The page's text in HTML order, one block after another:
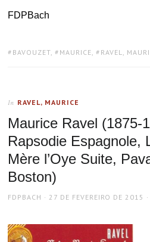
FDPBach
TAGS:
BAVOUZET , MAURICE , RAVEL,
In RAVEL, MAURICE
Maurice Ravel (1875-
Rapsodie Espagnole,
Mère l’Oye Suite,
Boston)
AUTHOR
FDPBACH
POSTED
27 DE FEVEREIRO DE 2015